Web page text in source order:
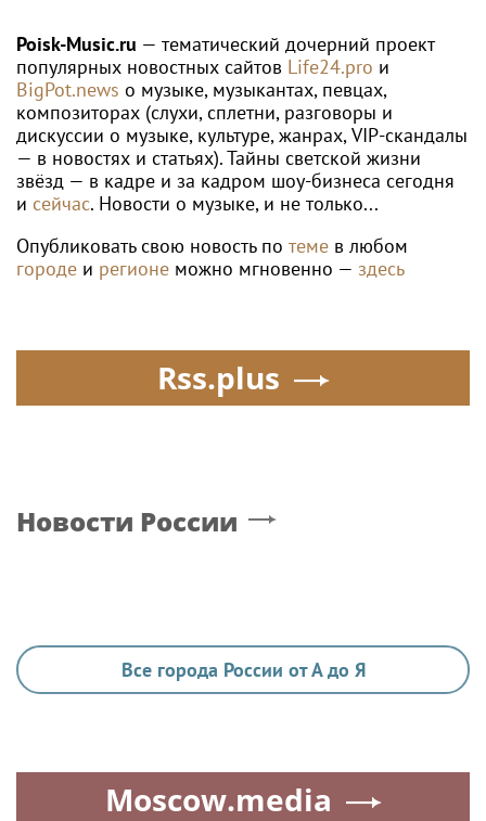
Poisk-Music.ru — тематический дочерний проект
популярных новостных сайтов Life24.pro и
BigPot.news о музыке, музыкантах, певцах,
композиторах (слухи, сплетни, разговоры и
дискуссии о музыке, культуре, жанрах, VIP-скандалы
— в новостях и статьях). Тайны светской жизни
звёзд — в кадре и за кадром шоу-бизнеса сегодня
и сейчас. Новости о музыке, и не только...
Опубликовать свою новость по теме в любом
городе и регионе можно мгновенно — здесь
Rss.plus
Новости России
Все города России от А до Я
Moscow.media